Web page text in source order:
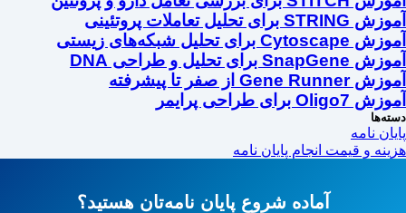
آموزش STRING برای تحلیل تعاملات پروتئینی
آموزش Cytoscape برای تحلیل شبکه‌های زیستی
آموزش SnapGene برای تحلیل و طراحی DNA
آموزش Gene Runner از صفر تا پیشرفته
آموزش Oligo7 برای طراحی پرایمر
دسته‌ها
پایان نامه
هزینه و قیمت انجام پایان نامه
آماده شروع پایان نامه‌تان هستید؟